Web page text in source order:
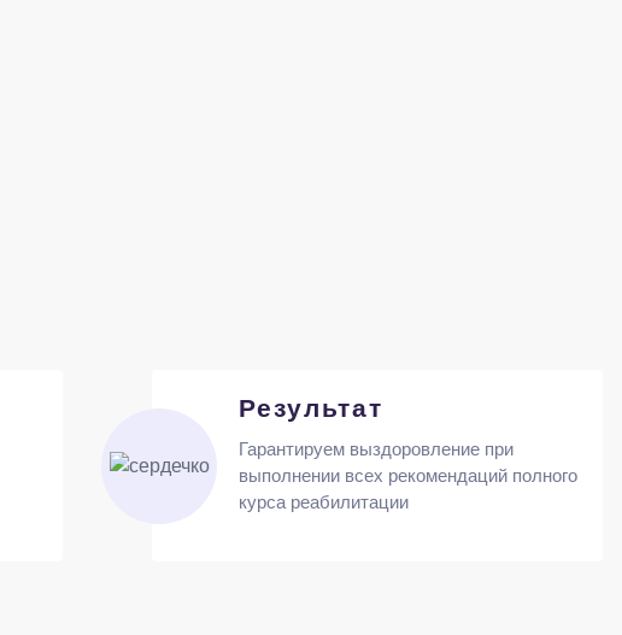
Результат
Гарантируем выздоровление при
выполнении всех рекомендаций полного
курса реабилитации